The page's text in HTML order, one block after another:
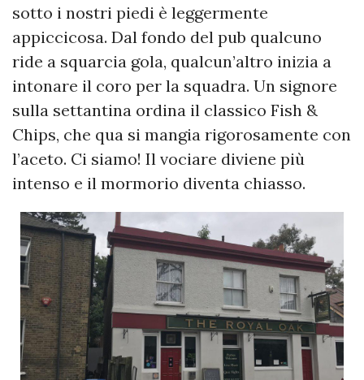
sotto i nostri piedi è leggermente
appiccicosa. Dal fondo del pub qualcuno
ride a squarcia gola, qualcun’altro inizia a
intonare il coro per la squadra. Un signore
sulla settantina ordina il classico Fish &
Chips, che qua si mangia rigorosamente con
l’aceto. Ci siamo! Il vociare diviene più
intenso e il mormorio diventa chiasso.